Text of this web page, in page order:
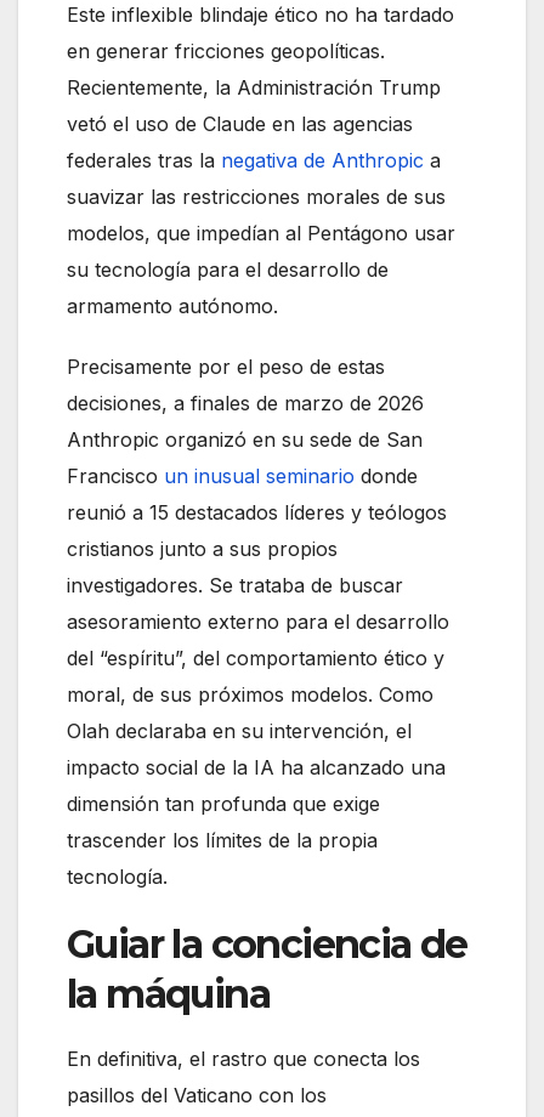
Este inflexible blindaje ético no ha tardado
en generar fricciones geopolíticas.
Recientemente, la Administración Trump
vetó el uso de Claude en las agencias
federales tras la negativa de Anthropic a
suavizar las restricciones morales de sus
modelos, que impedían al Pentágono usar
su tecnología para el desarrollo de
armamento autónomo.
Precisamente por el peso de estas
decisiones, a finales de marzo de 2026
Anthropic organizó en su sede de San
Francisco un inusual seminario donde
reunió a 15 destacados líderes y teólogos
cristianos junto a sus propios
investigadores. Se trataba de buscar
asesoramiento externo para el desarrollo
del “espíritu”, del comportamiento ético y
moral, de sus próximos modelos. Como
Olah declaraba en su intervención, el
impacto social de la IA ha alcanzado una
dimensión tan profunda que exige
trascender los límites de la propia
tecnología.
Guiar la conciencia de
la máquina
En definitiva, el rastro que conecta los
pasillos del Vaticano con los